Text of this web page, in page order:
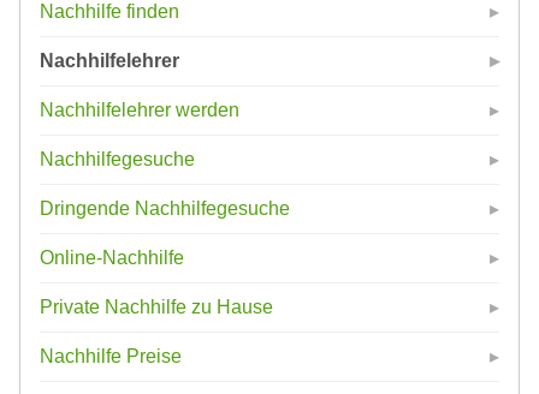
Nachhilfe finden
Nachhilfelehrer
Nachhilfelehrer werden
Nachhilfegesuche
Dringende Nachhilfegesuche
Online-Nachhilfe
Private Nachhilfe zu Hause
Nachhilfe Preise